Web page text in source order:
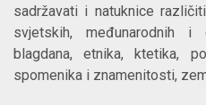
sadržavati i natuknice
svjetskih, međunarodnih i
blagdana, etnika, ktetika,
spomenika i znamenitosti,